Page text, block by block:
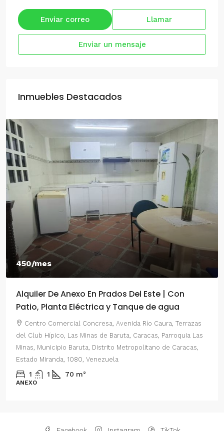
Enviar correo Llamar
Enviar un mensaje
Inmuebles Destacados
450/mes
Alquiler De Anexo En Prados Del Este | Con
Patio, Planta Eléctrica y Tanque de agua
Centro Comercial Concresa, Avenida Río Caura, Terrazas
del Club Hípico, Las Minas de Baruta, Caracas, Parroquia Las
Minas, Municipio Baruta, Distrito Metropolitano de Caracas,
Estado Miranda, 1080, Venezuela
1 1 70 m²
ANEXO